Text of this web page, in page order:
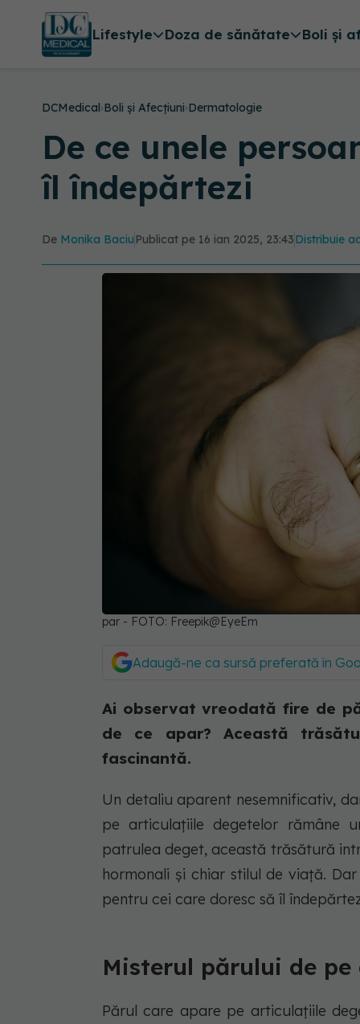
Lifestyle Doza de sănătate Boli și
DCMedical›Boli și Afecțiuni›Dermatologie
De ce unele
îl îndepărtezi
De Monika Baciu Publicat pe 16 ian 2025, 23:43Distribuie
par - FOTO: Freepik@EyeEm
Adaugă-ne ca sursă preferată în
Ai observat vreodată fire de
de ce apar? Această
fascinantă.
Un detaliu aparent nesemnificativ,
pe articulațiile degetelor rămâne
patrulea deget, această trăsătură
hormonali și chiar stilul de viață.
pentru cei care doresc să îl
Misterul părului de
Părul care apare pe articulațiile